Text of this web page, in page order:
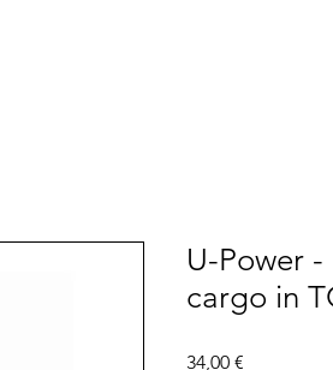
U-Power
cargo in
34,00 €